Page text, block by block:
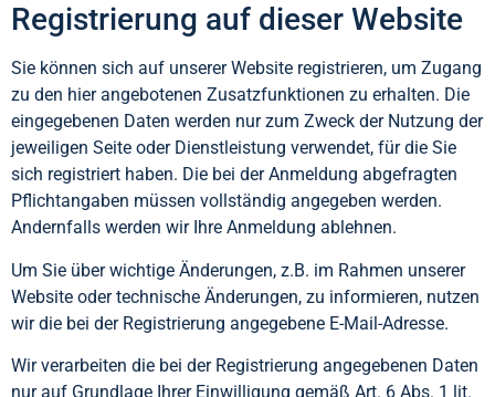
Registrierung auf dieser Website
Sie können sich auf unserer Website registrieren, um Zugang
zu den hier angebotenen Zusatzfunktionen zu erhalten. Die
eingegebenen Daten werden nur zum Zweck der Nutzung der
jeweiligen Seite oder Dienstleistung verwendet, für die Sie
sich registriert haben. Die bei der Anmeldung abgefragten
Pflichtangaben müssen vollständig angegeben werden.
Andernfalls werden wir Ihre Anmeldung ablehnen.
Um Sie über wichtige Änderungen, z.B. im Rahmen unserer
Website oder technische Änderungen, zu informieren, nutzen
wir die bei der Registrierung angegebene E-Mail-Adresse.
Wir verarbeiten die bei der Registrierung angegebenen Daten
nur auf Grundlage Ihrer Einwilligung gemäß Art. 6 Abs. 1 lit.